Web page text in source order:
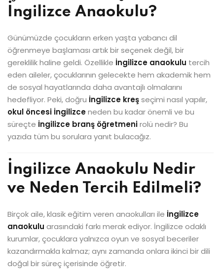
İngilizce Anaokulu?
Günümüzde çocukların erken yaşta yabancı dil
öğrenmeye başlaması artık bir seçenek değil, bir
gereklilik haline geldi. Özellikle İngilizce anaokulu tercih
eden aileler, çocuklarının gelecekte hem akademik hem
de sosyal hayatlarında daha avantajlı olmalarını
hedefliyor. Peki, doğru İngilizce kreşseçimi nasıl yapılır,
okul öncesi İngilizceneden bu kadar önemli ve bu
süreçte İngilizce branş öğretmenirolü nedir? Bu
yazıda tüm bu sorulara yanıt bulacağız.
İngilizce Anaokulu Nedir
ve Neden Tercih Edilmeli?
Birçok aile, klasik eğitim veren anaokulları ile İngilizce
anaokulu arasındaki farkı merak ediyor. İngilizce odaklı
kurumlar, çocuklara yalnızca oyun ve sosyal beceriler
kazandırmakla kalmaz; aynı zamanda onlara ikinci bir dili
doğal bir süreç içerisinde öğretir.